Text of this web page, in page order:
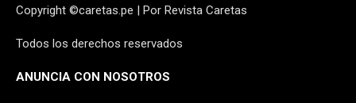
Copyright ©caretas.pe | Por Revista Caretas
Todos los derechos reservados
ANUNCIA CON NOSOTROS